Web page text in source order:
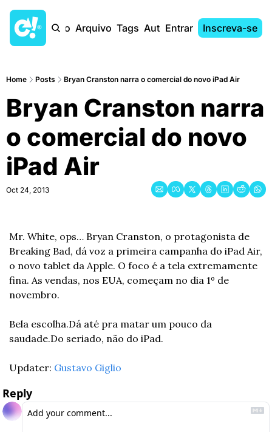
Início Arquivo Tags AutoresEntrar Inscreva-se
Home Posts Bryan Cranston narra o comercial do novo iPad Air
Bryan Cranston narra
o comercial do novo
iPad Air
Oct 24, 2013
Mr. White, ops… Bryan Cranston, o protagonista de
Breaking Bad, dá voz a primeira campanha do iPad Air,
o novo tablet da Apple. O foco é a tela extremamente
fina. As vendas, nos EUA, começam no dia 1º de
novembro.
Bela escolha.Dá até pra matar um pouco da
saudade.Do seriado, não do iPad.
Updater: Gustavo Giglio
Reply